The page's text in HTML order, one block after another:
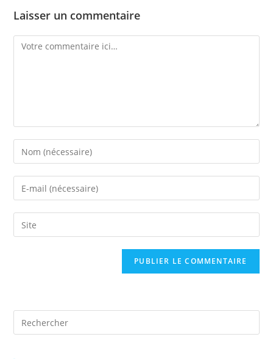
Laisser un commentaire
Comment
Enter
your
name
comment
Enter
your
email
address
Saisir
l’URL